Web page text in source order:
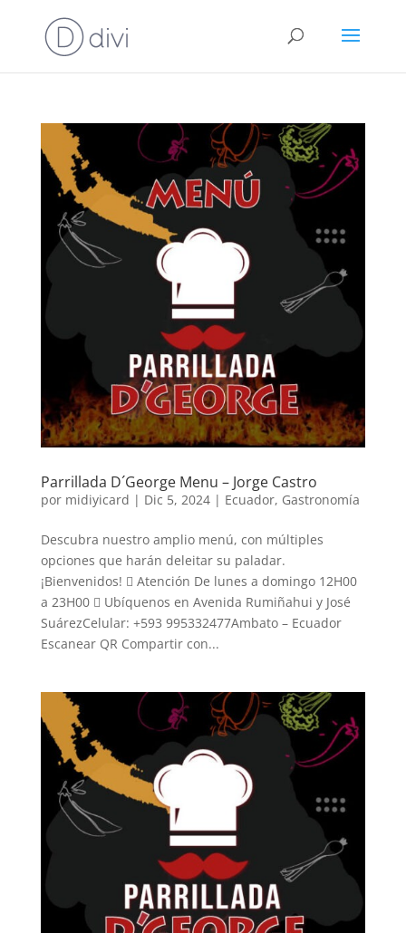
Parrillada D´George Menu – Jorge Castro
por midiyicard | Dic 5, 2024| Ecuador, Gastronomía
Descubra nuestro amplio menú, con múltiples
opciones que harán deleitar su paladar.
¡Bienvenidos!  Atención De lunes a domingo 12H00
a 23H00  Ubíquenos en Avenida Rumiñahui y José
SuárezCelular: +593 995332477Ambato – Ecuador
Escanear QR Compartir con...